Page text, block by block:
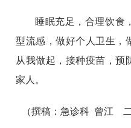
睡眠充足，合理饮食
型流感，做好个人卫生，
从我做起， 接种疫苗，预
家人。
（撰稿：急诊科 曾江